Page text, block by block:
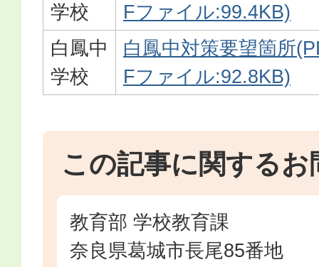
学校
Fファイル:99.4KB)
白鳳中
学校
白鳳中対策要望箇所
Fファイル:92.8KB)
この記事に関するお
教育部 学校教育課
奈良県葛城市長尾85番地